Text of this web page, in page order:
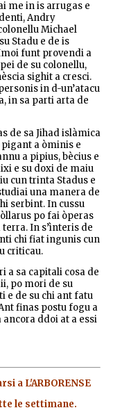
me in is arrugas e
Andry
Michael
Stadu e de is
funt provendi a
de su colonellu,
sighit a cresci.
in d-un’atacu
in sa parti arta de
de sa Jihad islàmica
a òminis e
a pipius, bècius e
e su doxi de maiu
cun trinta Stadus e
una manera de
serbint. In cussu
po fai òperas
In s’ìnteris de
chi fiat ingunis cun
criticau.
a sa capitali cosa de
po mori de su
e de su chi ant fatu
finas postu fogu a
ddoi at a essi
a L'ARBORENSE
le settimane.